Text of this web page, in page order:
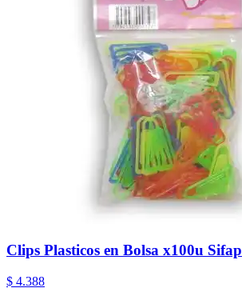
Clips Plasticos en Bolsa x100u Sifap
$ 4.388